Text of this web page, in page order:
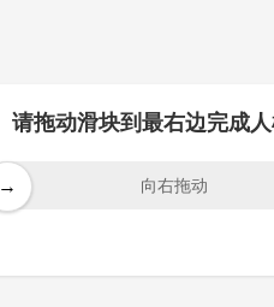
请拖动滑块到最右边完成
→ 向右拖动